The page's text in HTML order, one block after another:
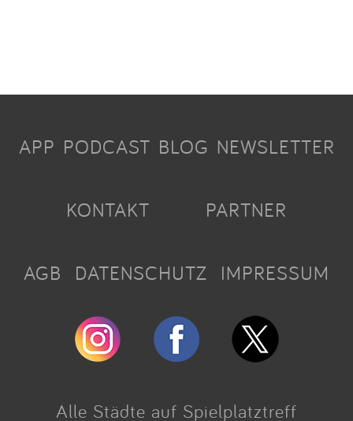
APP PODCAST BLOG NEWSLETTER
KONTAKT PARTNER
AGB DATENSCHUTZ IMPRESSUM
Alle Städte auf Spielplatztreff